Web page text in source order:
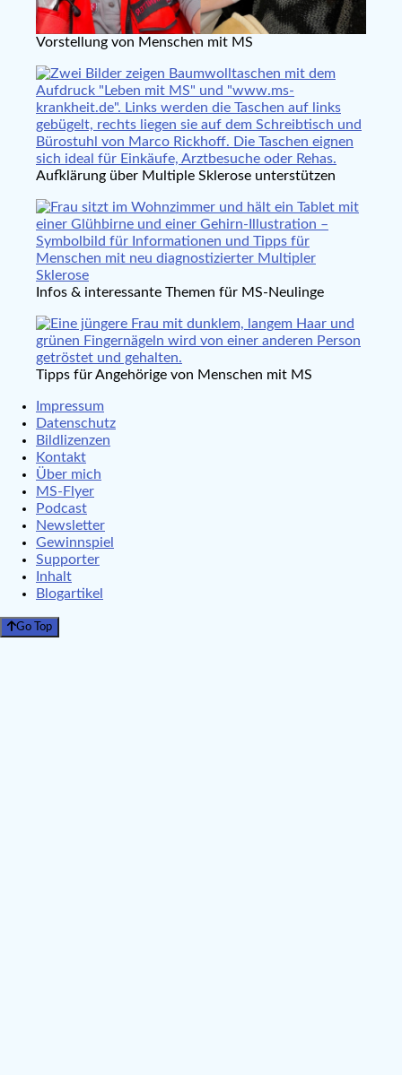
Vorstellung von Menschen mit MS
Aufklärung über Multiple Sklerose unterstützen
Infos & interessante Themen für MS-Neulinge
Tipps für Angehörige von Menschen mit MS
Impressum
Datenschutz
Bildlizenzen
Kontakt
Über mich
MS-Flyer
Podcast
Newsletter
Gewinnspiel
Supporter
Inhalt
Blogartikel
Go Top